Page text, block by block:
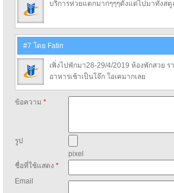
บริการห่วยแตกมากๆๆๆตั้งแต่ไปมาทั้งสตู
#7 โดย Fatin
เพิ่งไปพักมา28-29/4/2019 ห้องพักสวย
อาหารเช้าเป็นโจ๊ก โอเคมากเลย
ข้อความ *
รูป
pixel
ชื่อที่ใช้แสดง *
Email